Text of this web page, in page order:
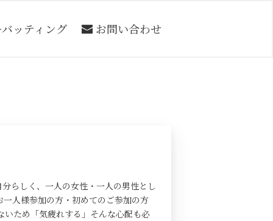
ッティング お問い合わせ
らしく、一人の女性・一人の男性とし
人様参加の方・初めてのご参加の方
ため「気疲れする」そんな心配も必